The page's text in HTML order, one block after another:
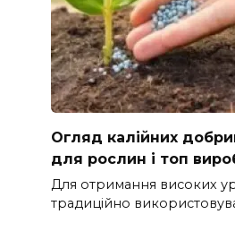
Огляд калійних
для рослин і топ
Для отримання високих
традиційно